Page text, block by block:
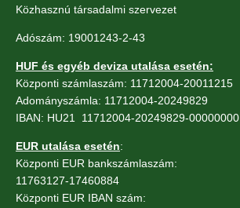
Közhasznú társadalmi szervezet
Adószám: 19001243-2-43
HUF és egyéb deviza utalása esetén:
Központi számlaszám: 11712004-20011215
Adományszámla: 11712004-20249829
IBAN: HU21 11712004-20249829-00000000
EUR utalása esetén:
Központi EUR bankszámlaszám:
11763127-17460884
Központi EUR IBAN szám: